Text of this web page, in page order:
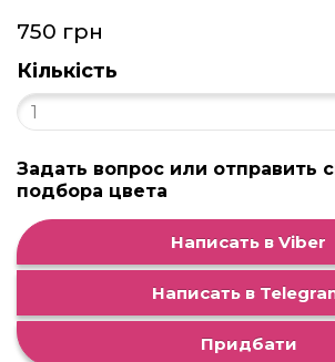
750 грн
Кількість
Задать вопрос или отправить
подбора цвета
Написать в Viber
Написать в
Придбати